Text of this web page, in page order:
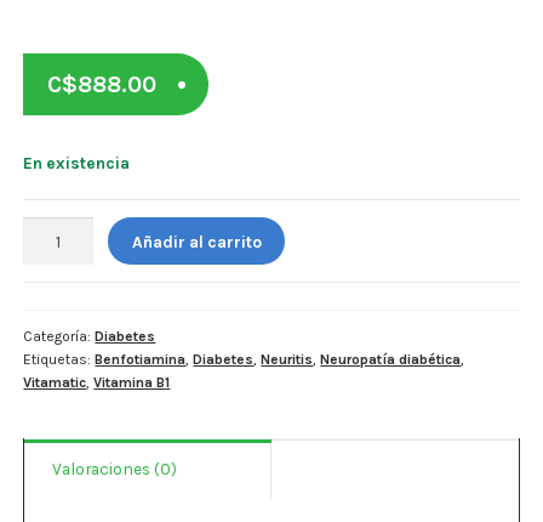
Sueño
Omega 3 Y Omega 369
Multivitaminas Adultos 18 A 49 Años
C$888.00
En existencia
Benfotiamina
300
-
90
cápsulas
frasco
cantidad
Añadir al carrito
Categoría:Diabetes
Etiquetas:Benfotiamina,Diabetes,Neuritis,Neuropatía diabética,
Vitamatic,Vitamina B1
Valoraciones (0)